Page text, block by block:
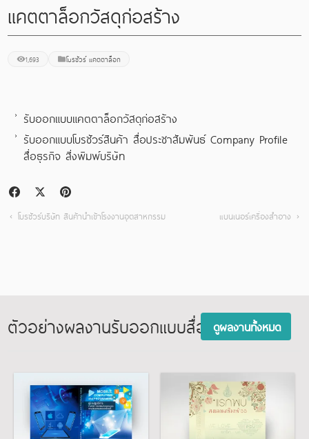
แคตตาล็อกวัสดุก่อสร้าง
1,693 โบรชัวร์ แคตตาล็อก
รับออกแบบแคตตาล็อกวัสดุก่อสร้าง
รับออกแบบโบรชัวร์สินค้า สื่อประชาสัมพันธ์ Company Profile
สื่อธุรกิจ สิ่งพิมพ์บริษัท
โบรชัวร์บริษัท สินค้านำเข้าโรงงานอุตสาหกรรม แบนเนอร์เครื่องสำอาง
ตัวอย่างผลงานรับออกแบบสื่อสิ่งพิมพ์
ดูผลงานทั้งหมด